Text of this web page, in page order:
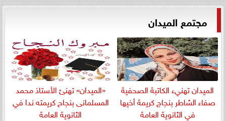
مجتمع الميدان
الميدان تهنيء الكاتبة الصحفية
صفاء الشاطر بنجاج كريمة أخيها
في الثانوية العامة
«الميدان» تهنئ الأستاذ محمد
المسلمانى بنجاح كريمته ندا في
الثانوية العامة